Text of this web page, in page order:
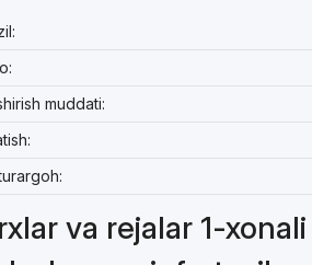
muddati:
va rejalar 1-